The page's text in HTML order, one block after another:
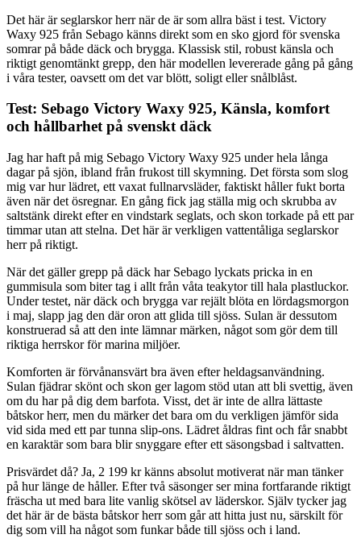
Det här är seglarskor herr när de är som allra bäst i test. Victory
Waxy 925 från Sebago känns direkt som en sko gjord för svenska
somrar på både däck och brygga. Klassisk stil, robust känsla och
riktigt genomtänkt grepp, den här modellen levererade gång på gång
i våra tester, oavsett om det var blött, soligt eller snålblåst.
Test: Sebago Victory Waxy 925, Känsla, komfort
och hållbarhet på svenskt däck
Jag har haft på mig Sebago Victory Waxy 925 under hela långa
dagar på sjön, ibland från frukost till skymning. Det första som slog
mig var hur lädret, ett vaxat fullnarvsläder, faktiskt håller fukt borta
även när det ösregnar. En gång fick jag ställa mig och skrubba av
saltstänk direkt efter en vindstark seglats, och skon torkade på ett par
timmar utan att stelna. Det här är verkligen vattentåliga seglarskor
herr på riktigt.
När det gäller grepp på däck har Sebago lyckats pricka in en
gummisula som biter tag i allt från våta teakytor till hala plastluckor.
Under testet, när däck och brygga var rejält blöta en lördagsmorgon
i maj, slapp jag den där oron att glida till sjöss. Sulan är dessutom
konstruerad så att den inte lämnar märken, något som gör dem till
riktiga herrskor för marina miljöer.
Komforten är förvånansvärt bra även efter heldagsanvändning.
Sulan fjädrar skönt och skon ger lagom stöd utan att bli svettig, även
om du har på dig dem barfota. Visst, det är inte de allra lättaste
båtskor herr, men du märker det bara om du verkligen jämför sida
vid sida med ett par tunna slip-ons. Lädret åldras fint och får snabbt
en karaktär som bara blir snyggare efter ett säsongsbad i saltvatten.
Prisvärdet då? Ja, 2 199 kr känns absolut motiverat när man tänker
på hur länge de håller. Efter två säsonger ser mina fortfarande riktigt
fräscha ut med bara lite vanlig skötsel av läderskor. Själv tycker jag
det här är de bästa båtskor herr som går att hitta just nu, särskilt för
dig som vill ha något som funkar både till sjöss och i land.